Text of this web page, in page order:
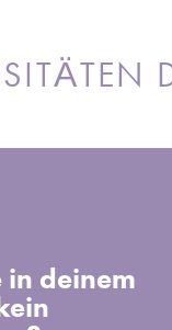
sollte
Türkei bietet eine
Ländern, was
Kliniken
mit einem
des
kosmetischen